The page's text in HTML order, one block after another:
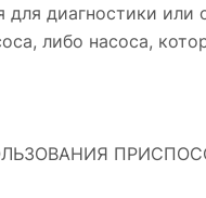
для диагностики
либо насоса,